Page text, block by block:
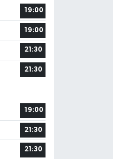
19:00
19:00
21:30
21:30
19:00
21:30
21:30